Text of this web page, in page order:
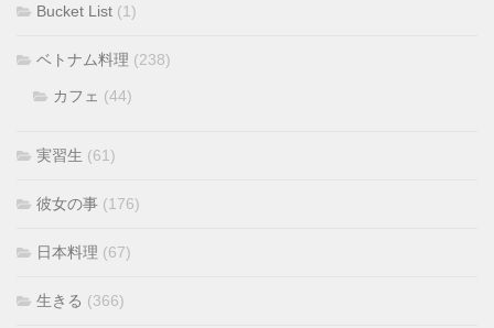
Bucket List (1)
ベトナム料理 (238)
カフェ (44)
実習生 (61)
彼女の事 (176)
日本料理 (67)
生きる (366)